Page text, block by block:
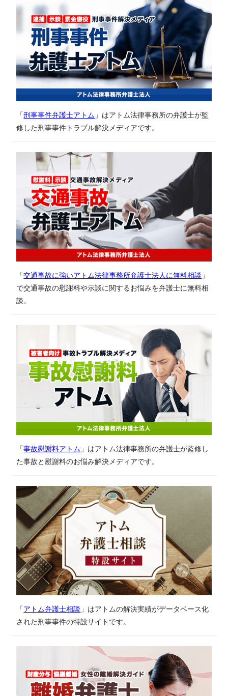
「刑事事件弁護士アトム 」はアトム法律事務所の弁護士が監
修した刑事事件トラブル解決メディアです。
「交通事故に強いアトム法律事務所弁護士法人に無料相談 」
で交通事故の慰謝料や示談に関するお悩みを弁護士に無料相
談。
「事故慰謝料アトム 」はアトム法律事務所の弁護士が監修し
た事故と慰謝料のお悩み解決メディアです。
「 アトム弁護士相談 」はアトムの解決実績がデータベース化
された刑事事件の特設サイトです。